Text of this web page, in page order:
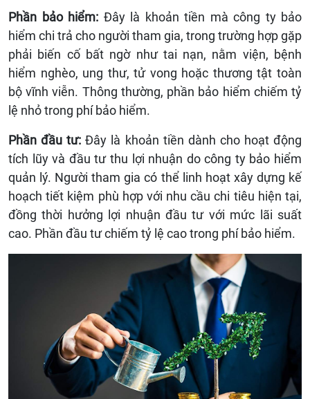
Phần bảo hiểm: Đây là khoản tiền mà công ty bảo
hiểm chi trả cho người tham gia, trong trường hợp gặp
phải biến cố bất ngờ như tai nạn, nằm viện, bệnh
hiểm nghèo, ung thư, tử vong hoặc thương tật toàn
bộ vĩnh viễn. Thông thường, phần bảo hiểm chiếm tỷ
lệ nhỏ trong phí bảo hiểm.
Phần đầu tư: Đây là khoản tiền dành cho hoạt động
tích lũy và đầu tư thu lợi nhuận do công ty bảo hiểm
quản lý. Người tham gia có thể linh hoạt xây dựng kế
hoạch tiết kiệm phù hợp với nhu cầu chi tiêu hiện tại,
đồng thời hưởng lợi nhuận đầu tư với mức lãi suất
cao. Phần đầu tư chiếm tỷ lệ cao trong phí bảo hiểm.